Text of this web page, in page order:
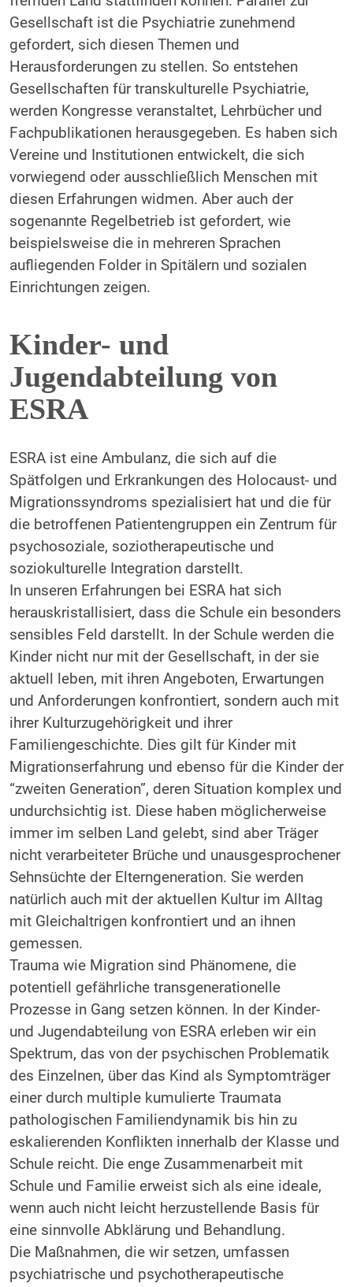
Gesellschaft ist die Psychiatrie zunehmend
gefordert, sich diesen Themen und
Herausforderungen zu stellen. So entstehen
Gesellschaften für transkulturelle Psychiatrie,
werden Kongresse veranstaltet, Lehrbücher und
Fachpublikationen herausgegeben. Es haben sich
Vereine und Institutionen entwickelt, die sich
vorwiegend oder ausschließlich Menschen mit
diesen Erfahrungen widmen. Aber auch der
sogenannte Regelbetrieb ist gefordert, wie
beispielsweise die in mehreren Sprachen
aufliegenden Folder in Spitälern und sozialen
Einrichtungen zeigen.
Kinder- und
Jugendabteilung von
ESRA
ESRA ist eine Ambulanz, die sich auf die
Spätfolgen und Erkrankungen des Holocaust- und
Migrationssyndroms spezialisiert hat und die für
die betroffenen Patientengruppen ein Zentrum für
psychosoziale, soziotherapeutische und
soziokulturelle Integration darstellt.
In unseren Erfahrungen bei ESRA hat sich
herauskristallisiert, dass die Schule ein besonders
sensibles Feld darstellt. In der Schule werden die
Kinder nicht nur mit der Gesellschaft, in der sie
aktuell leben, mit ihren Angeboten, Erwartungen
und Anforderungen konfrontiert, sondern auch mit
ihrer Kulturzugehörigkeit und ihrer
Familiengeschichte. Dies gilt für Kinder mit
Migrationserfahrung und ebenso für die Kinder der
“zweiten Generation”, deren Situation komplex und
undurchsichtig ist. Diese haben möglicherweise
immer im selben Land gelebt, sind aber Träger
nicht verarbeiteter Brüche und unausgesprochener
Sehnsüchte der Elterngeneration. Sie werden
natürlich auch mit der aktuellen Kultur im Alltag
mit Gleichaltrigen konfrontiert und an ihnen
gemessen.
Trauma wie Migration sind Phänomene, die
potentiell gefährliche transgenerationelle
Prozesse in Gang setzen können. In der Kinder-
und Jugendabteilung von ESRA erleben wir ein
Spektrum, das von der psychischen Problematik
des Einzelnen, über das Kind als Symptomträger
einer durch multiple kumulierte Traumata
pathologischen Familiendynamik bis hin zu
eskalierenden Konflikten innerhalb der Klasse und
Schule reicht. Die enge Zusammenarbeit mit
Schule und Familie erweist sich als eine ideale,
wenn auch nicht leicht herzustellende Basis für
eine sinnvolle Abklärung und Behandlung.
Die Maßnahmen, die wir setzen, umfassen
psychiatrische und psychotherapeutische